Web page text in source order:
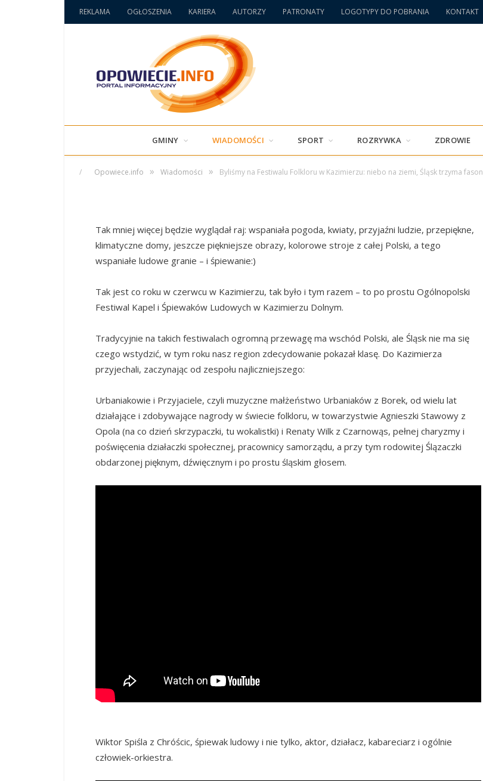
REKLAMA OGŁOSZENIA KARIERA AUTORZY PATRONATY LOGOTYPY DO POBRANIA KONTAKT
GMINY WIADOMOŚCI SPORT ROZRYWKA ZDROWIE
/ Opowiece.info » Wiadomości » Byliśmy na Festiwalu Folkloru w Kazimierzu: niebo na ziemi, Śląsk trzyma fason
WIADOMOŚCI
Byliśmy na Festiwalu Folkloru w Kazimierzu:
niebo na ziemi, Śląsk trzyma fason
/ OPOWIECIE.INFO / 30 CZERWCA 2017 / 00:51 0 COMMENTS
Tak mniej więcej będzie wyglądał raj: wspaniała pogoda, kwiaty, przyjaźni ludzie, przepiękne,
klimatyczne domy, jeszcze piękniejsze obrazy, kolorowe stroje z całej Polski, a tego
wspaniałe ludowe granie – i śpiewanie:)
Tak jest co roku w czerwcu w Kazimierzu, tak było i tym razem – to po prostu Ogólnopolski
Festiwal Kapel i Śpiewaków Ludowych w Kazimierzu Dolnym.
Tradycyjnie na takich festiwalach ogromną przewagę ma wschód Polski, ale Śląsk nie ma się
czego wstydzić, w tym roku nasz region zdecydowanie pokazał klasę. Do Kazimierza
przyjechali, zaczynając od zespołu najliczniejszego:
Urbaniakowie i Przyjaciele, czyli muzyczne małżeństwo Urbaniaków z Borek, od wielu lat
działające i zdobywające nagrody w świecie folkloru, w towarzystwie Agnieszki Stawowy z
Opola (na co dzień skrzypaczki, tu wokalistki) i Renaty Wilk z Czarnowąs, pełnej charyzmy i
poświęcenia działaczki społecznej, pracownicy samorządu, a przy tym rodowitej Ślązaczki
obdarzonej pięknym, dźwięcznym i po prostu śląskim głosem.
Wiktor Spiśla z Chróścic, śpiewak ludowy i nie tylko, aktor, działacz, kabareciarz i ogólnie
człowiek-orkiestra.